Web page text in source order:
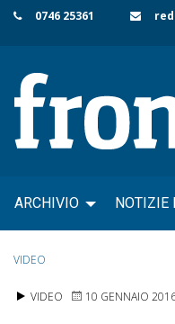
Skip
content
0746 25361
ARCHIVIO NOTIZIE
VIDEO
VIDEO 10 GENNAIO